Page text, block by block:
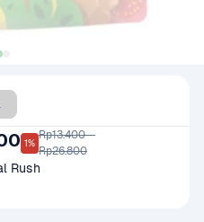
gr
1%
Rp13.400 -
Rp26.800
Rush